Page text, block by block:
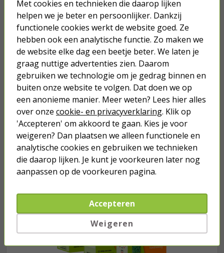
Je verwacht het niet
Turbo onkruidverdelger (Concentraat,
3x 100ml) | Ook voor je gazon!
43,
5,95
Tulp naar jack 3.5 mm kabel | M ↔
M | Nedis | 3 meter (Stereo)
3,50
Met cookies en technieken die daarop lijken
helpen we je beter en persoonlijker. Dankzij
functionele cookies werkt de website goed. Ze
hebben ook een analytische functie. Zo maken we
de website elke dag een beetje beter. We laten je
graag nuttige advertenties zien. Daarom
gebruiken we technologie om je gedrag binnen en
buiten onze website te volgen. Dat doen we op
een anonieme manier. Meer weten? Lees hier alles
over onze cookie- en privacyverklaring. Klik op
'Accepteren' om akkoord te gaan. Kies je voor
weigeren? Dan plaatsen we alleen functionele en
analytische cookies en gebruiken we technieken
die daarop lijken. Je kunt je voorkeuren later nog
aanpassen op de voorkeuren pagina.
Accepteren
Weigeren